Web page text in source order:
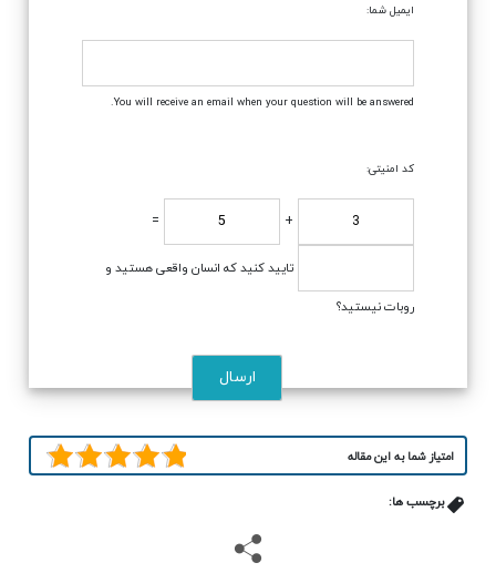
ایمیل شما:
You will receive an email when your question will be answered.
کد امنیتی:
+
=
تایید کنید که انسان واقعی هستید و
روبات نیستید؟
امتیاز شما به این مقاله
برچسب ها: